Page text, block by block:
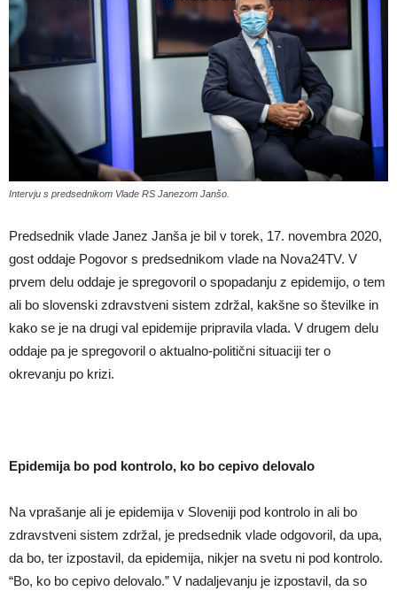
Intervju s predsednikom Vlade RS Janezom Janšo.
Predsednik vlade Janez Janša je bil v torek, 17. novembra 2020,
gost oddaje Pogovor s predsednikom vlade na Nova24TV. V
prvem delu oddaje je spregovoril o spopadanju z epidemijo, o tem
ali bo slovenski zdravstveni sistem zdržal, kakšne so številke in
kako se je na drugi val epidemije pripravila vlada. V drugem delu
oddaje pa je spregovoril o aktualno-politični situaciji ter o
okrevanju po krizi.
Epidemija bo pod kontrolo, ko bo cepivo delovalo
Na vprašanje ali je epidemija v Sloveniji pod kontrolo in ali bo
zdravstveni sistem zdržal, je predsednik vlade odgovoril, da upa,
da bo, ter izpostavil, da epidemija, nikjer na svetu ni pod kontrolo.
“Bo, ko bo cepivo delovalo.” V nadaljevanju je izpostavil, da so